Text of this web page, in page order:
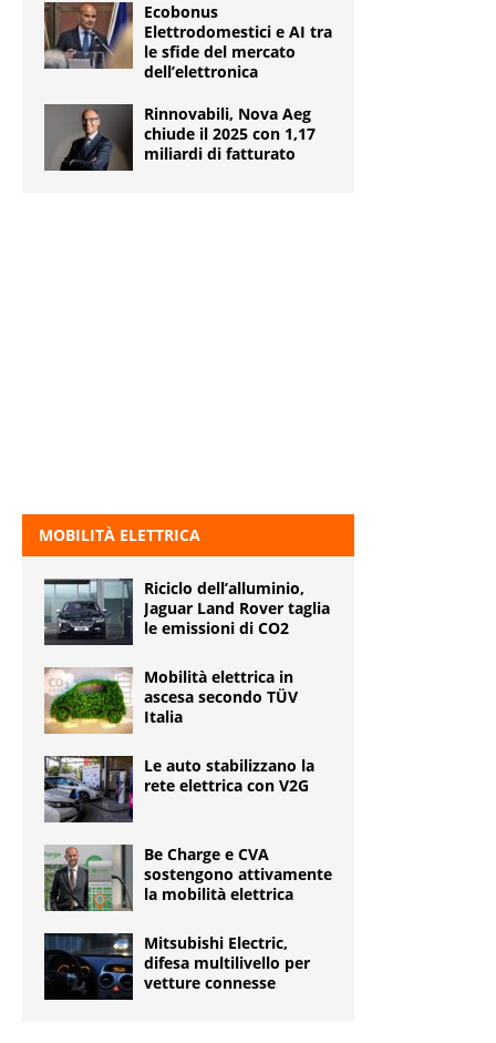
Ecobonus
Elettrodomestici e AI tra
le sfide del mercato
dell’elettronica
Rinnovabili, Nova Aeg
chiude il 2025 con 1,17
miliardi di fatturato
MOBILITÀ ELETTRICA
Riciclo dell’alluminio,
Jaguar Land Rover taglia
le emissioni di CO2
Mobilità elettrica in
ascesa secondo TÜV
Italia
Le auto stabilizzano la
rete elettrica con V2G
Be Charge e CVA
sostengono attivamente
la mobilità elettrica
Mitsubishi Electric,
difesa multilivello per
vetture connesse